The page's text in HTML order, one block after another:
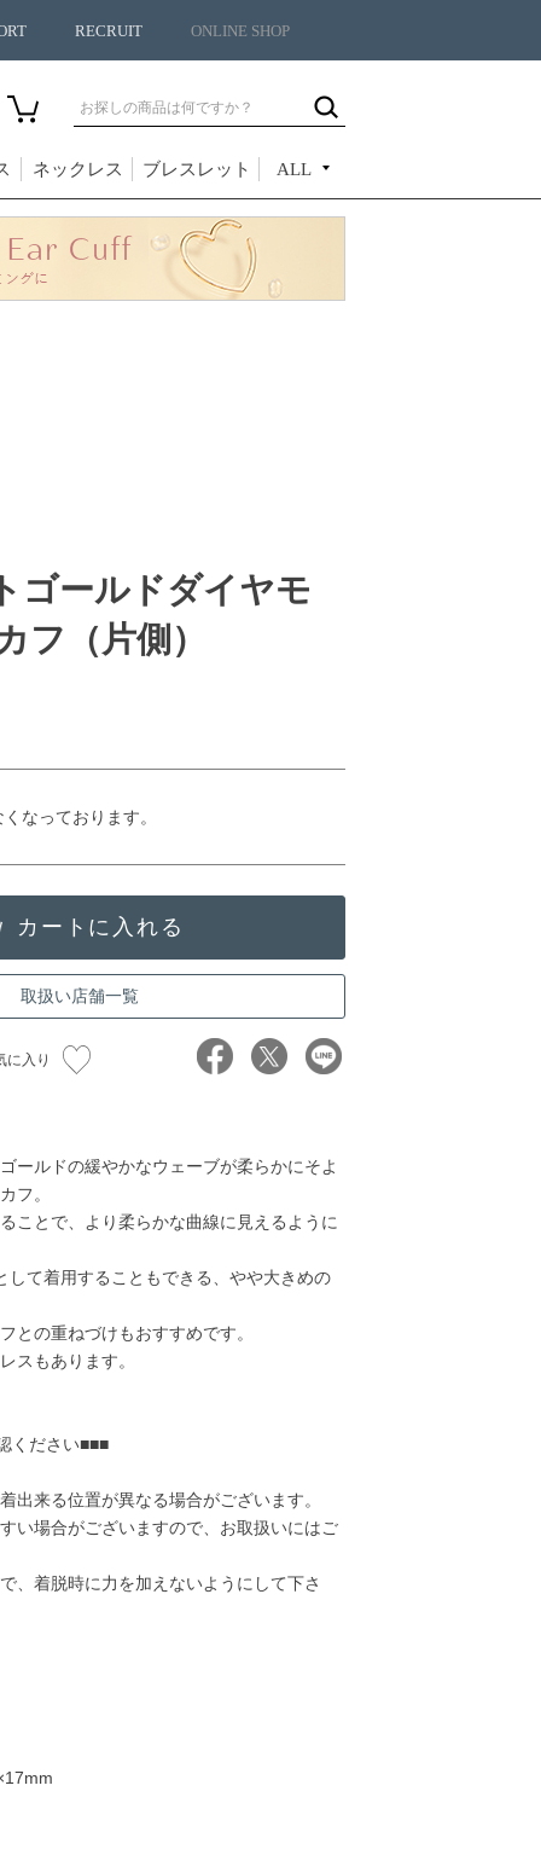
RECRUIT ONLINE SHOP
ネックレス ブレスレット ALL
23,000円
ゴールドダイヤモ
フ（片側）
なっております。
取扱い店舗一覧
に入り
ールドの緩やかなウェーブが柔らかにそよ
フ。
ことで、より柔らかな曲線に見えるように
して着用することもできる、やや大きめの
との重ねづけもおすすめです。
スもあります。
ください■■■
出来る位置が異なる場合がございます。
い場合がございますので、お取扱いにはご
、着脱時に力を加えないようにして下さ